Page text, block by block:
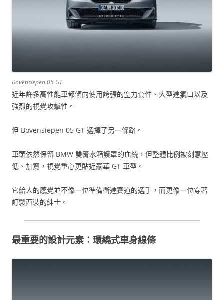
Bovensiepen 05 GT
近年許多高性能車都傾向使用誇張的空力套件、大型進氣口以及
強烈的視覺攻擊性。
但 Bovensiepen 05 GT 選擇了另一條路。
車頭依然保留 BMW 雙腎水箱護罩的血統，但整體比例被刻意壓
低、加寬，視覺重心更貼近豪華 GT 車型。
它給人的感覺並不像一位準備衝進賽道的選手，而更像一位穿著
訂製西裝的紳士。
最重要的設計元素：環繞式車身線條